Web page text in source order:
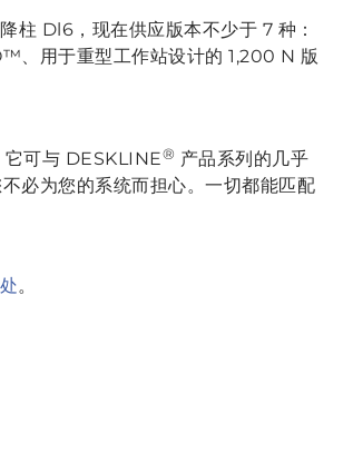
柱 Dl6，现在供应版本不少于 7 种：
、用于重型工作站设计的 1,200 N 版
它可与 DESKLINE® 产品系列的几乎
必为您的系统而担心。一切都能匹配
。